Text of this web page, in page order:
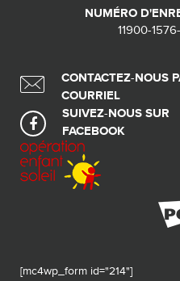
NUMÉRO
11900-
CONTACTEZ-NOUS
COURRIEL
SUIVEZ-NOUS SUR
FACEBOOK
[mc4wp_form id="214"]